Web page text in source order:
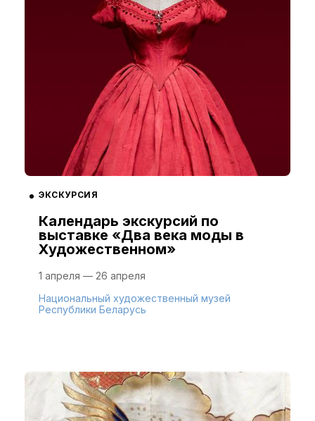
ЭКСКУРСИЯ
Календарь экскурсий по
выставке «Два века моды в
Художественном»
1 апреля — 26 апреля
Национальный художественный музей
Республики Беларусь